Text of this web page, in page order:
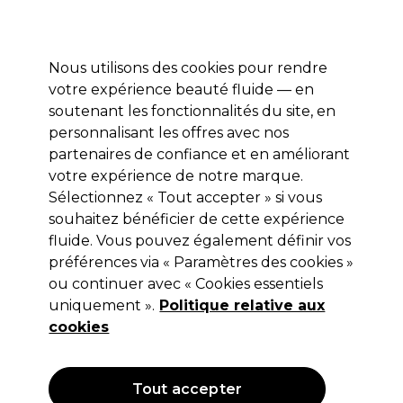
Se connecter
Marques Bons plans Coiffure Electro et Matériel
Livraison et délais
lire la suite
Marques WAHL
Wahl
Créé par des professionnels, pour des professionnels —
découvrez notre gamme de produits Wahl pour votre salon
Nous utilisons des cookies pour rendre
votre expérience beauté fluide — en
soutenant les fonctionnalités du site, en
personnalisant les offres avec nos
partenaires de confiance et en améliorant
votre expérience de notre marque.
Sélectionnez « Tout accepter » si vous
souhaitez bénéficier de cette expérience
fluide. Vous pouvez également définir vos
préférences via « Paramètres des cookies »
ou continuer avec « Cookies essentiels
uniquement ». Politique relative aux
cookies
Tout accepter